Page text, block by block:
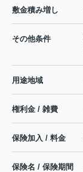
敷金積み増し
その他条件
用途地域
権利金 / 雑費
保険加入 / 料金
保険名 / 保険期間